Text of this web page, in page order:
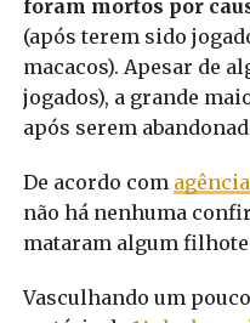
foram mortos por
(após terem sido
macacos). Apesar de
jogados), a grande
após serem
De acordo com
não há nenhuma
mataram algum filhote
Vasculhando um